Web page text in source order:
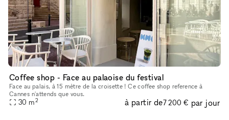
Coffee shop - Face au palaoise du festival
Face au palais, à 15 mètre de la croisette ! Ce coffee shop reference à
Cannes n'attends que vous.
30 m2 à partir de7 200 € par jour